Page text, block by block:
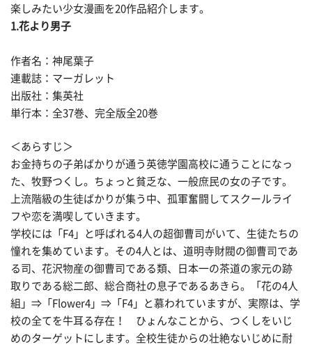
楽しみたい少女漫画を20作品紹介します。
1.花より男子
作者名：神尾葉子
連載誌：マーガレット
出版社：集英社
単行本：全37巻、完全版全20巻
＜あらすじ＞
お金持ちの子弟ばかりが通う英徳学園高校に通うことになっ
た、牧野つくし。ちょっと貧乏な、一般庶民の女の子です。
上流階級の生徒ばかりが集う中、孤軍奮闘してスクールライ
フや恋を満喫していきます。
学校には「F4」と呼ばれる4人の超御曹司がいて、生徒たちの
憧れを集めています。その4人とは、道明寺財閥の御曹司であ
る司、花沢物産の御曹司である類、日本一の茶道の家元の跡
取りである総二郎、総合商社の息子であるあきら。「花の4人
組」⇒「Flower4」⇒「F4」と慕われていますが、実際は、学
校の全てを牛耳る存在！ ひょんなことから、つくしをいじ
めのターゲットにします。全校生徒からの壮絶ないじめに耐